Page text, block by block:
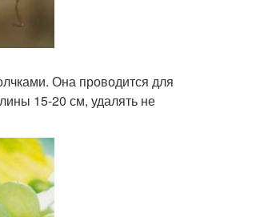
Она проводится для
15-20 см, удалять не